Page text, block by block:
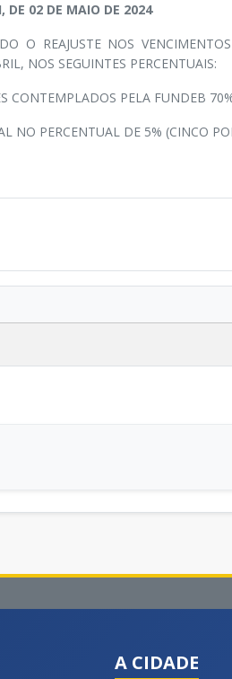
DE 02 DE MAIO DE 2024
O REAJUSTE NOS
NOS SEGUINTES PERCENTUAIS:
CONTEMPLADOS PELA FUNDEB
NO PERCENTUAL DE 5% (CINCO
A CIDADE